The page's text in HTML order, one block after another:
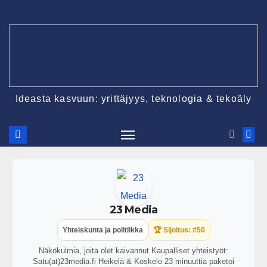
Ideasta kasvuun: yrittäjyys, teknologia & tekoäly
23 Media
Yhteiskunta ja politiikka 🏆 Sijoitus: #50
Näkökulmia, joita olet kaivannut Kaupalliset yhteistyöt:
Satu(at)23media.fi Heikelä & Koskelo 23 minuuttia paketoi